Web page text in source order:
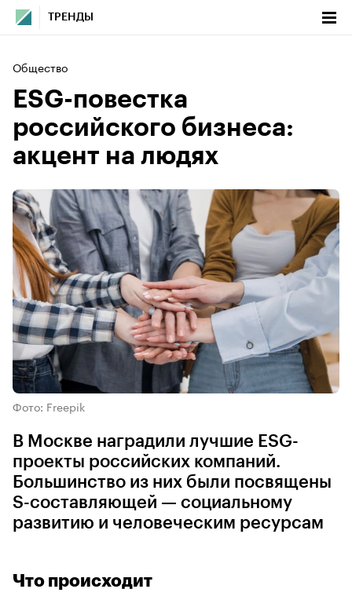
ТРЕНДЫ
Общество
ESG-повестка
российского бизнеса:
акцент на людях
Фото: Freepik
В Москве наградили лучшие ESG-
проекты российских компаний.
Большинство из них были посвящены
S-составляющей — социальному
развитию и человеческим ресурсам
Что происходит